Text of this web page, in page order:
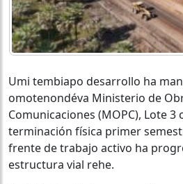
Umi tembiapo desarrollo ha
omotenondéva Ministerio de
Comunicaciones (MOPC), Lote 3
terminación física primer
frente de trabajo activo ha
estructura vial rehe.